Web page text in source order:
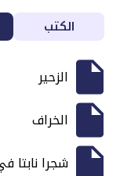
الكتب
الزحير
الخراف
شجرا